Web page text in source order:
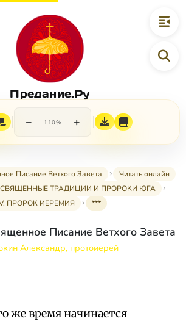
Предание.Ру
− 110% +
Писание Ветхого Завета
Читать онлайн
СВЯЩЕННЫЕ ТРАДИЦИИ И ПРОРОКИ ЮГА
ПРОРОК ИЕРЕМИЯ
***
Писание Ветхого Завета
Александр, протоиерей
же время начинается